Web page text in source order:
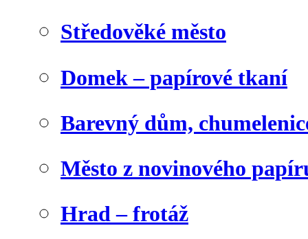
Středověké město
Domek – papírové tkaní
Barevný dům,
Město z novinového
Hrad – frotáž